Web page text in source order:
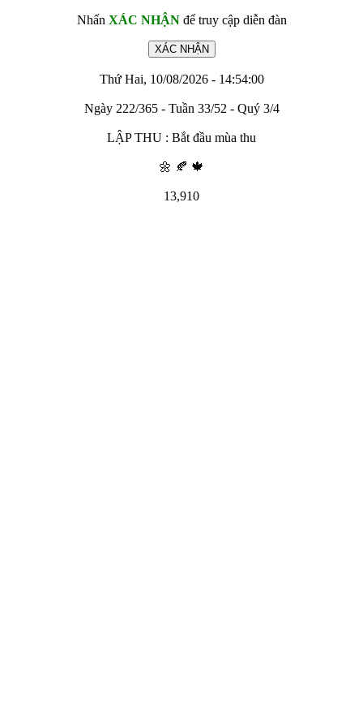
Nhấn XÁC NHẬNđể truy cập diễn đàn
Thứ Hai, 10/08/2026 - 14:54:00
Ngày 222/365 - Tuần 33/52 - Quý 3/4
LẬP THU : Bắt đầu mùa thu
🌼 🍂 🍁
13,910